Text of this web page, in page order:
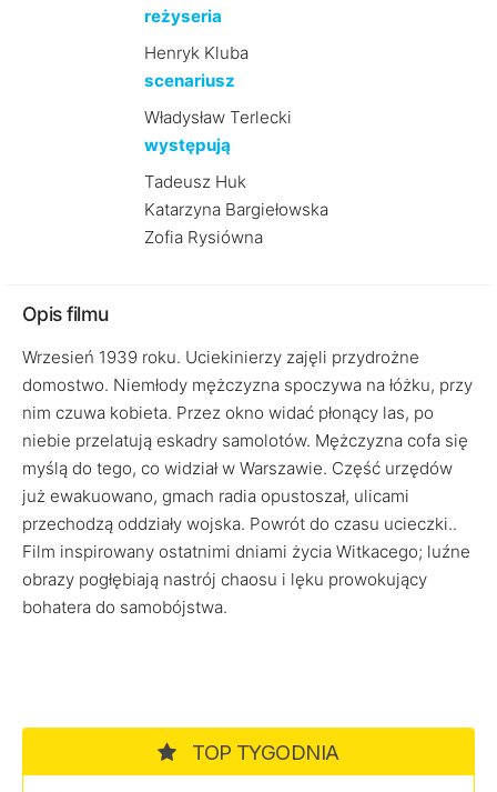
reżyseria
Henryk Kluba
scenariusz
Władysław Terlecki
występują
Tadeusz Huk
Katarzyna Bargiełowska
Zofia Rysiówna
Opis filmu
Wrzesień 1939 roku. Uciekinierzy zajęli przydrożne
domostwo. Niemłody mężczyzna spoczywa na łóżku, przy
nim czuwa kobieta. Przez okno widać płonący las, po
niebie przelatują eskadry samolotów. Mężczyzna cofa się
myślą do tego, co widział w Warszawie. Część urzędów
już ewakuowano, gmach radia opustoszał, ulicami
przechodzą oddziały wojska. Powrót do czasu ucieczki..
Film inspirowany ostatnimi dniami życia Witkacego; luźne
obrazy pogłębiają nastrój chaosu i lęku prowokujący
bohatera do samobójstwa.
TOP TYGODNIA